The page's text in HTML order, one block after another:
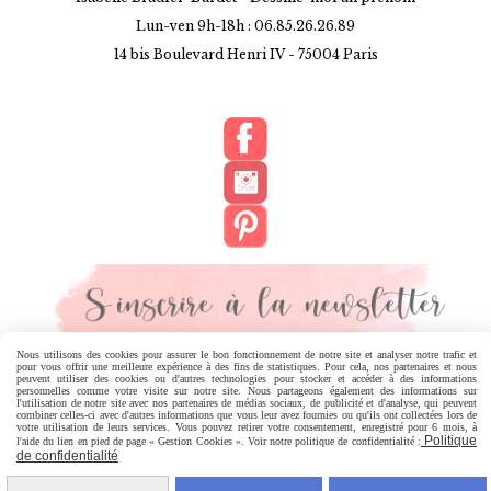
Lun-ven 9h-18h : 06.85.26.26.89
14 bis Boulevard Henri IV - 75004 Paris
MENTIONS LÉGALES CONDITIONS GÉNÉRALES DE VENTE
POLITIQUE DE CONFIDENTIALITÉ GESTION COOKIES
MON COMPTE
Nous utilisons des cookies pour assurer le bon fonctionnement de notre site et analyser notre trafic et
pour vous offrir une meilleure expérience à des fins de statistiques. Pour cela, nos partenaires et nous
peuvent utiliser des cookies ou d'autres technologies pour stocker et accéder à des informations
personnelles comme votre visite sur notre site. Nous partageons également des informations sur
l'utilisation de notre site avec nos partenaires de médias sociaux, de publicité et d'analyse, qui peuvent
combiner celles-ci avec d'autres informations que vous leur avez fournies ou qu'ils ont collectées lors de
votre utilisation de leurs services. Vous pouvez retirer votre consentement, enregistré pour 6 mois, à
l'aide du lien en pied de page « Gestion Cookies ». Voir notre politique de confidentialité : Politique
de confidentialité